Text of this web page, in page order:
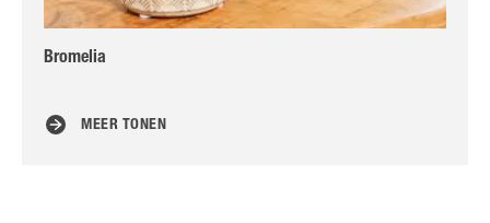
Bromelia
MEER TONEN